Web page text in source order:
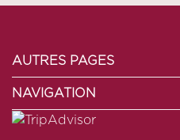
AUTRES PAGES
NAVIGATION